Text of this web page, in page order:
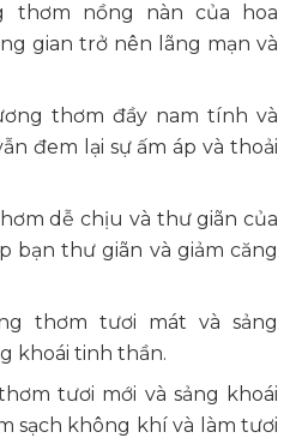
thơm nồng nàn của hoa
gian trở nên lãng mạn và
thơm đầy nam tính và
đem lại sự ấm áp và thoải
dễ chịu và thư giãn của
bạn thư giãn và giảm căng
thơm tươi mát và sảng
khoái tinh thần.
tươi mới và sảng khoái
sạch không khí và làm tươi